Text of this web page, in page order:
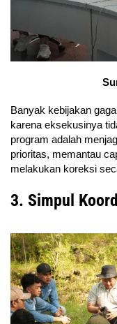
Banyak kebijakan
karena eksekusinya
program adalah
prioritas, memantau
melakukan koreksi
3. Simpul